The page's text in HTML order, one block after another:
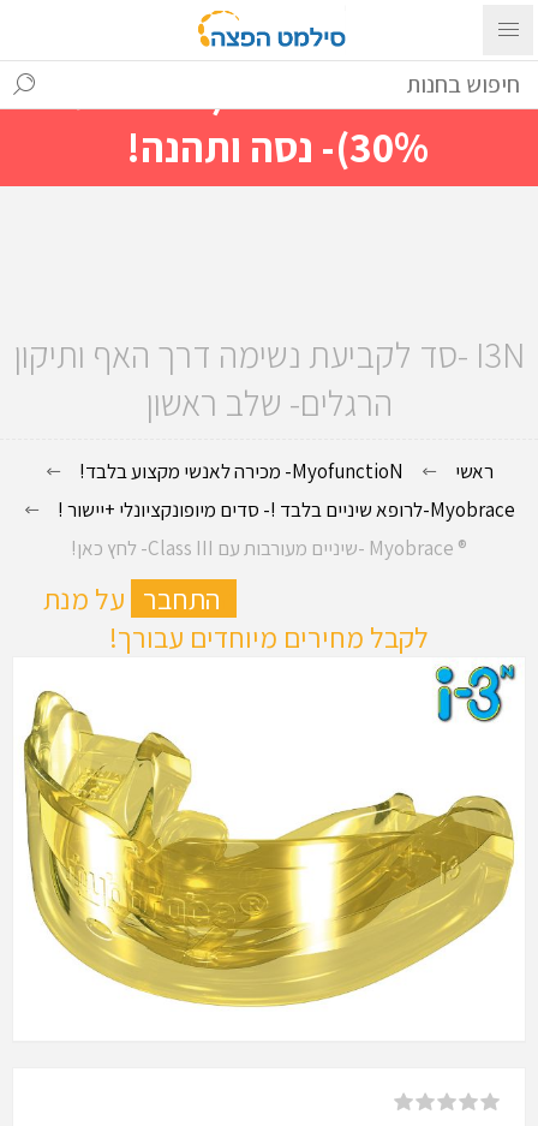
עם ההתחברות ניתן לראות מייד
מחירים מיוחדים(הנחות עד
30%)- נסה ותהנה!
I3N -סד לקביעת נשימה דרך האף ותיקון
הרגלים- שלב ראשון
ראשי
MyofunctioN- מכירה לאנשי מקצוע בלבד!
Myobrace-לרופא שיניים בלבד !- סדים מיופונקציונלי +יישור !
® Myobrace -שיניים מעורבות עם Class III- לחץ כאן!
התחבר על מנת
לקבל מחירים מיוחדים עבורך!